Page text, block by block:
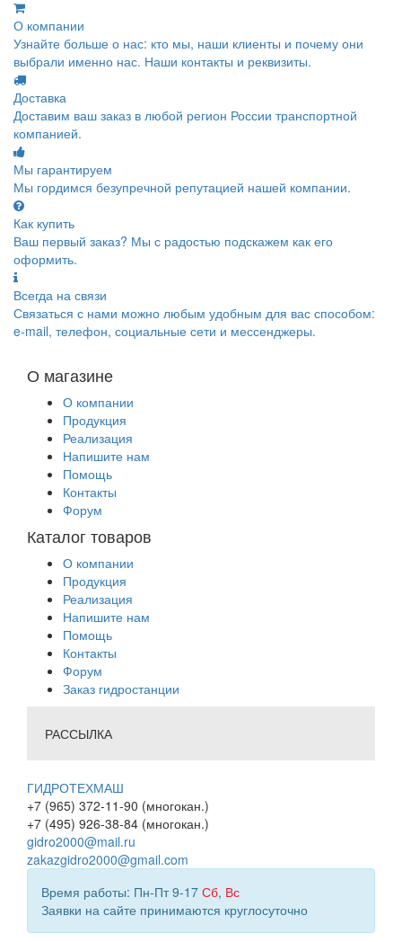
О компании
Узнайте больше о нас: кто мы, наши клиенты и почему они
выбрали именно нас. Наши контакты и реквизиты.
Доставка
Доставим ваш заказ в любой регион России транспортной
компанией.
Мы гарантируем
Мы гордимся безупречной репутацией нашей компании.
Как купить
Ваш первый заказ? Мы с радостью подскажем как его
оформить.
Всегда на связи
Связаться с нами можно любым удобным для вас способом:
e-mail, телефон, социальные сети и мессенджеры.
О магазине
О компании
Продукция
Реализация
Напишите нам
Помощь
Контакты
Форум
Каталог товаров
О компании
Продукция
Реализация
Напишите нам
Помощь
Контакты
Форум
Заказ гидростанции
РАССЫЛКА
ГИДРОТЕХМАШ
+7 (965) 372-11-90 (многокан.)
+7 (495) 926-38-84 (многокан.)
gidro2000@mail.ru
zakazgidro2000@gmail.com
Время работы: Пн-Пт 9-17 Сб, Вс
Заявки на сайте принимаются круглосуточно